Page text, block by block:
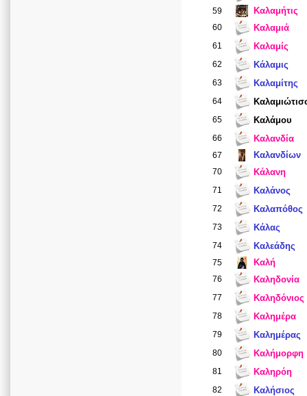
59 Καλαμήτις
60 Καλαμιά
61 Καλαμίς
62 Κάλαμις
63 Καλαμίτης
64
65 Καλάμου
66 Καλανδία
67 Καλανδίων
70 Κάλανη
71 Καλάνος
72 Καλαπόθος
73 Κάλας
74 Καλεάδης
75 Καλή
76 Καληδονία
77 Καληδόνιος
78 Καλημέρα
79 Καλημέρας
80 Καλήμορφη
81 Καληρόη
82 Καλήσιος